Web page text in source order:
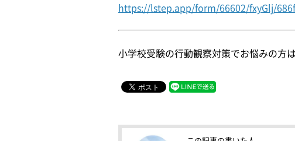
https://lstep.app/form/66602/fxyGlj/
小学校受験の行動観察対策でお悩みの方